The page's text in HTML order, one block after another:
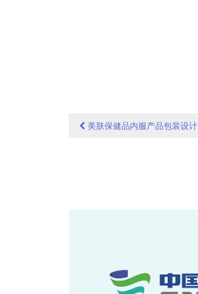
美肤保健品内服产品包装设计